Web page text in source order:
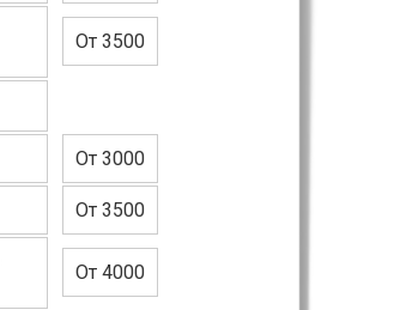
От 3500
От 3000
От 3500
От 4000